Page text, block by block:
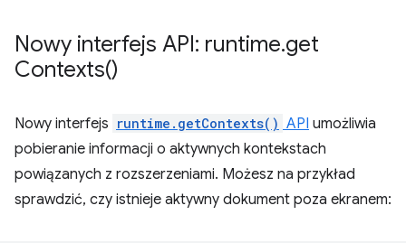
Nowy interfejs API: runtime.get
Contexts()
Nowy interfejs runtime.getContexts() API umożliwia
pobieranie informacji o aktywnych kontekstach
powiązanych z rozszerzeniami. Możesz na przykład
sprawdzić, czy istnieje aktywny dokument poza ekranem: